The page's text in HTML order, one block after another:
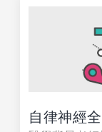
自律神經